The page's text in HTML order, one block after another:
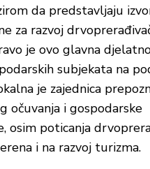
da predstavljaju
za razvoj
je ovo glavna
subjekata na
je zajednica
očuvanja i gospodarske
osim poticanja
i na razvoj turizma.